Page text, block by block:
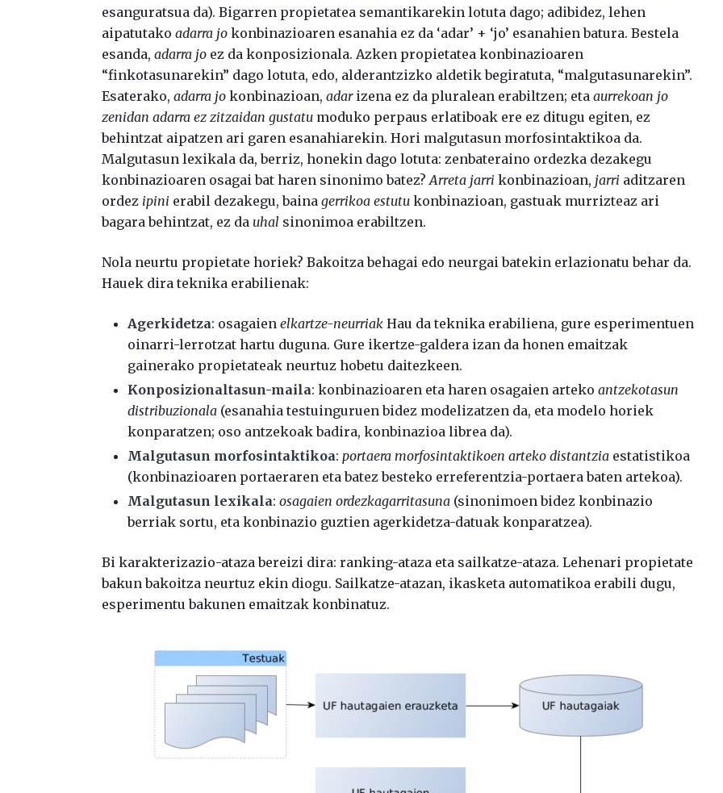
esanguratsua da). Bigarren propietatea semantikarekin lotuta dago; adibidez, lehen
aipatutakoadarra jo konbinazioaren esanahia ez da ‘adar’ + ‘jo’ esanahien batura. Bestela
esanda,adarra jo ez da konposizionala. Azken propietatea konbinazioaren
“finkotasunarekin” dago lotuta, edo, alderantzizko aldetik begiratuta, “malgutasunarekin”.
Esaterako,adarra jo konbinazioan,adarizena ez da pluralean erabiltzen; etaaurrekoan jo
zenidan adarra ez zitzaidan gustatu moduko perpaus erlatiboak ere ez ditugu egiten, ez
behintzat aipatzen ari garen esanahiarekin. Hori malgutasun morfosintaktikoa da.
Malgutasun lexikala da, berriz, honekin dago lotuta: zenbateraino ordezka dezakegu
konbinazioaren osagai bat haren sinonimo batez?Arreta jarri konbinazioan, jarri aditzaren
ordez ipini erabil dezakegu, bainagerrikoa estutukonbinazioan, gastuak murrizteaz ari
bagara behintzat, ez da uhal sinonimoa erabiltzen.
Nola neurtu propietate horiek? Bakoitza behagai edo neurgai batekin erlazionatu behar da.
Hauek dira teknika erabilienak:
Agerkidetza: osagaienelkartze-neurriak Hau da teknika erabiliena, gure esperimentuen
oinarri-lerrotzat hartu duguna. Gure ikertze-galdera izan da honen emaitzak
gainerako propietateak neurtuz hobetu daitezkeen.
Konposizionaltasun-maila: konbinazioaren eta haren osagaien artekoantzekotasun
distribuzionala (esanahia testuinguruen bidez modelizatzen da, eta modelo horiek
konparatzen; oso antzekoak badira, konbinazioa librea da).
Malgutasun morfosintaktikoa:portaera morfosintaktikoen arteko distantzia estatistikoa
(konbinazioaren portaeraren eta batez besteko erreferentzia-portaera baten artekoa).
Malgutasun lexikala:osagaien ordezkagarritasuna (sinonimoen bidez konbinazio
berriak sortu, eta konbinazio guztien agerkidetza-datuak konparatzea).
Bi karakterizazio-ataza bereizi dira: ranking-ataza eta sailkatze-ataza. Lehenari propietate
bakun bakoitza neurtuz ekin diogu. Sailkatze-atazan, ikasketa automatikoa erabili dugu,
esperimentu bakunen emaitzak konbinatuz.